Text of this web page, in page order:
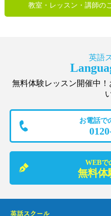
教室・レッスン・講師の
英語
無料体験レッスン開催中
お電話で
WEBで
無料体